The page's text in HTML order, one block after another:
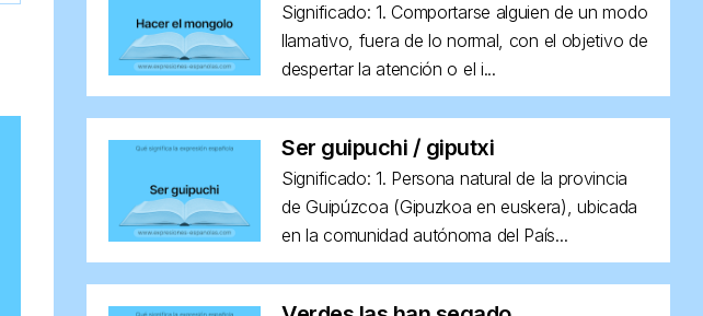
Significado: 1. Comportarse alguien de un modo
llamativo, fuera de lo normal, con el objetivo de
despertar la atención o el i...
Ser guipuchi / giputxi
Significado: 1. Persona natural de la provincia
de Guipúzcoa (Gipuzkoa en euskera), ubicada
en la comunidad autónoma del País...